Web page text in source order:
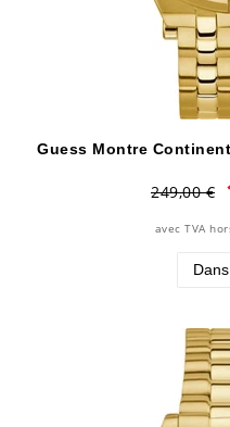
Guess Montre
249,00 €
avec TVA